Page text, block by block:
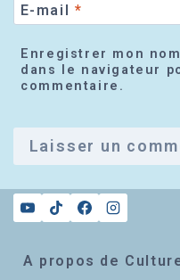
E-mail *
Enregistrer mon
dans le navigateur
commentaire.
A propos de